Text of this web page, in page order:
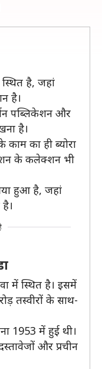
स्थित है, जहां
है।
पब्लिकेशन और
है।
काम का ही ब्योरा
के कलेक्शन भी
हुआ है, जहां
में स्थित है। इसमें
तस्वीरों के साथ-
1953 में हुई थी।
और प्रचीन